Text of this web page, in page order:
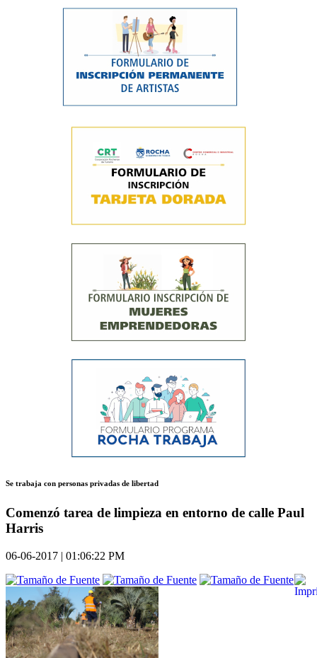
Se trabaja con personas privadas de libertad
Comenzó tarea de limpieza en entorno de calle Paul
Harris
06-06-2017 | 01:06:22 PM